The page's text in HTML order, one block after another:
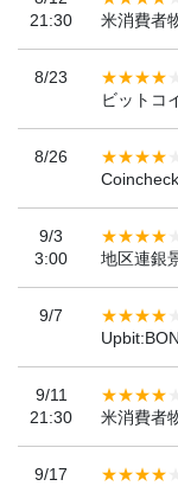
21:30
米消費者
8/23
ビットコ
8/26
9/3
3:00
地区連銀
9/7
9/11
21:30
米消費者
9/17